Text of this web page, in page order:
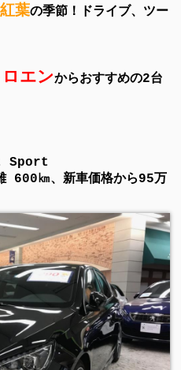
紅葉の季節！ドライブ、ツー
エンからおすすめの2台
Sport
600㎞、新車価格から95万